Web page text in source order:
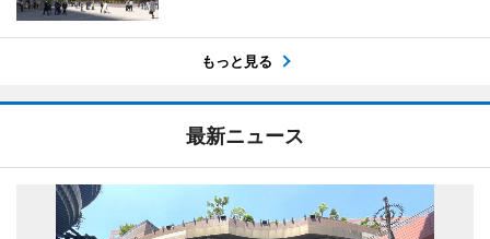
もっと見る
最新ニュース